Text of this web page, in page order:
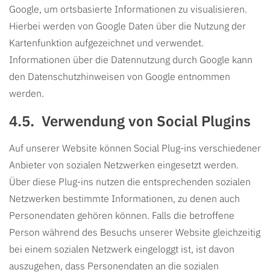
Google, um ortsbasierte Informationen zu visualisieren.
Hierbei werden von Google Daten über die Nutzung der
Kartenfunktion aufgezeichnet und verwendet.
Informationen über die Datennutzung durch Google kann
den Datenschutzhinweisen von Google entnommen
werden.
Verwendung von Social Plugins
Auf unserer Website können Social Plug-ins verschiedener
Anbieter von sozialen Netzwerken eingesetzt werden.
Über diese Plug-ins nutzen die entsprechenden sozialen
Netzwerken bestimmte Informationen, zu denen auch
Personendaten gehören können. Falls die betroffene
Person während des Besuchs unserer Website gleichzeitig
bei einem sozialen Netzwerk eingeloggt ist, ist davon
auszugehen, dass Personendaten an die sozialen